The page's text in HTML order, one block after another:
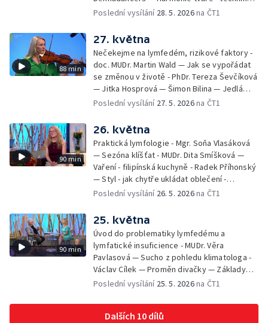
přírodního omlazení - Martina Kavecká —
Petr Bednařík — Počasí s Michalem Žákem
Poslední vysílání 28. 5. 2026na ČT1
88 min
27. května
Nečekejme na lymfedém, rizikové faktory -
doc. MUDr. Martin Wald — Jak se vypořádat
se změnou v životě - PhDr. Tereza Ševčíková
— Jitka Hosprová — Šimon Bilina — Jedlá
zahrada - Petra Matějková — Kulturní tipy
Poslední vysílání 27. 5. 2026na ČT1
90 min
26. května
Praktická lymfologie - Mgr. Soňa Vlasáková
— Sezóna klíšťat - MUDr. Dita Smíšková —
Vaření - filipínská kuchyně - Radek Příhonský
— Styl - jak chytře ukládat oblečení -
Veronika Slaninová — Běháme s dětmi - jak
Schneiderová — Colours of Ostrava - Filip
Košťálek a Jan Vojtko — Tajemství křišťálové
planety - Jan Maxián, Petr Horák a Adélka
Hesová — Český svaz ochránců přírody - Eva
Šrailová
Poslední vysílání 26. 5. 2026na ČT1
90 min
25. května
Úvod do problematiky lymfedému a
lymfatické insuficience - MUDr. Věra
Pavlasová — Sucho z pohledu klimatologa -
Václav Cílek — Proměn divačky — Základy
bezpečnosti dětí na inline bruslích - Petr
Zooterapie - praktické využití - Linda
Tinková — Pražské jaro - Klára Boudalová,
Poslední vysílání 25. 5. 2026na ČT1
Dalších 10 dílů